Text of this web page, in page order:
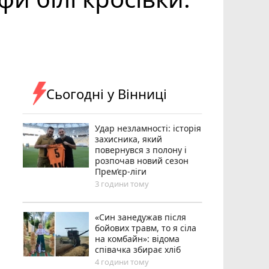
Сьогодні у Вінниці
Удар незламності: історія
захисника, який
повернувся з полону і
розпочав новий сезон
Прем’єр-ліги
3 години тому
«Син занедужав після
бойових травм, то я сіла
на комбайн»: відома
співачка збирає хліб
4 години тому